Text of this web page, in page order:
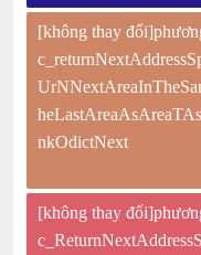
[không thay
nkOdictNext
[không thay